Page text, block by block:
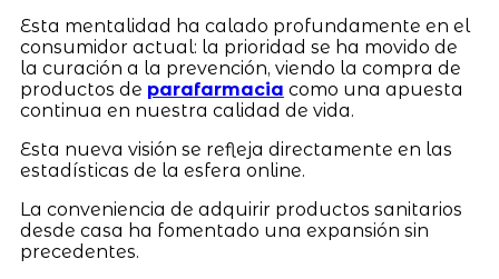
Esta mentalidad ha calado profundamente en el
consumidor actual: la prioridad se ha movido de
la curación a la prevención, viendo la compra de
productos de parafarmacia como una apuesta
continua en nuestra calidad de vida.
Esta nueva visión se refleja directamente en las
estadísticas de la esfera online.
La conveniencia de adquirir productos sanitarios
desde casa ha fomentado una expansión sin
precedentes.